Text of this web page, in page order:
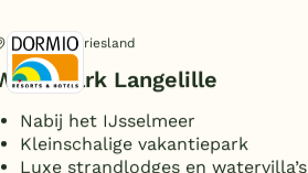
Langelille, Friesland
Langelille
Nabij het IJsselmeer
Kleinschalige vakantiepark
Luxe strandlodges en watervilla’s